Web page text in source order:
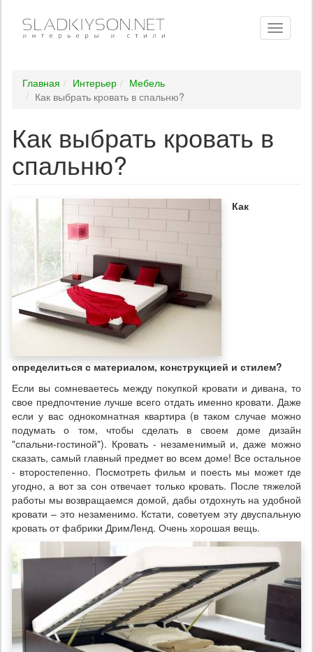
Toggle
Главная Интерьер
Мебель
Как выбрать кровать в спальню?
Как выбрать кровать в
спальню?
Как
определиться с материалом, конструкцией и стилем?
Если вы сомневаетесь между покупкой кровати и дивана, то
свое предпочтение лучше всего отдать именно кровати. Даже
если у вас однокомнатная квартира (в таком случае можно
подумать о том, чтобы сделать в своем доме дизайн
"спальни-гостиной"). Кровать - незаменимый и, даже можно
сказать, самый главный предмет во всем доме! Все остальное
- второстепенно. Посмотреть фильм и поесть мы может где
угодно, а вот за сон отвечает только кровать. После тяжелой
работы мы возвращаемся домой, дабы отдохнуть на удобной
кровати – это незаменимо. Кстати, советуем эту двуспальную
кровать от фабрики ДримЛенд. Очень хорошая вещь.